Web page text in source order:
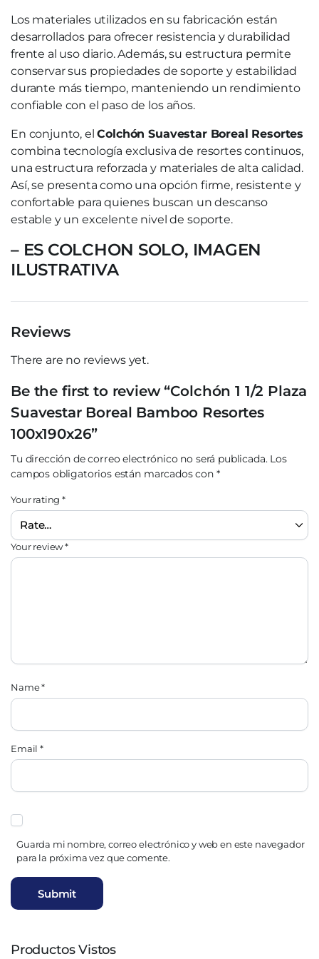
Los materiales utilizados en su fabricación están
desarrollados para ofrecer resistencia y durabilidad
frente al uso diario. Además, su estructura permite
conservar sus propiedades de soporte y estabilidad
durante más tiempo, manteniendo un rendimiento
confiable con el paso de los años.
En conjunto, elColchón Suavestar Boreal Resortes
combina tecnología exclusiva de resortes continuos,
una estructura reforzada y materiales de alta calidad.
Así, se presenta como una opción firme, resistente y
confortable para quienes buscan un descanso
estable y un excelente nivel de soporte.
– ES COLCHON SOLO, IMAGEN
ILUSTRATIVA
Reviews
There are no reviews yet.
Be the first to review “Colchón 1 1/2 Plaza
Suavestar Boreal Bamboo Resortes
100x190x26”
Tu dirección de correo electrónico no será publicada. Los
campos obligatorios están marcados con *
Your rating*
Your review*
Name*
Email*
Guarda mi nombre, correo electrónico y web en este navegador
para la próxima vez que comente.
Productos Vistos